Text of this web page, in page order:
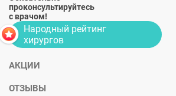
проконсультируйтесь
с врачом!
Народный рейтинг
хирургов
АКЦИИ
ОТЗЫВЫ